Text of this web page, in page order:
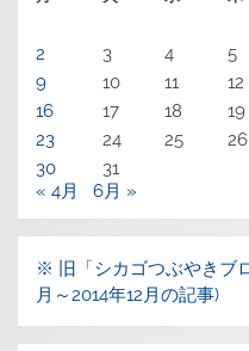
2
3 4 5
9
10 11 12
16
17 18 19
23
24 25 26
30
31
« 4月
6月 »
※ 旧「シカゴつぶやきブ
月～2014年12月の記事)